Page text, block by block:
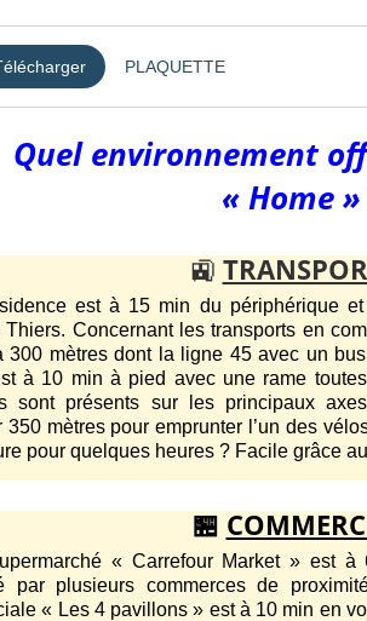
PLAQUETTE
Quel environnement
« Home »
🚉
est à 15 min du périphérique et
Thiers. Concernant les transports en
300 mètres dont la ligne 45 avec un
à 10 min à pied avec une rame
sont présents sur les principaux
350 mètres pour emprunter l’un des
pour quelques heures ? Facile grâce
🏪
« Carrefour Market » est à
par plusieurs commerces de
« Les 4 pavillons » est à 10 min en